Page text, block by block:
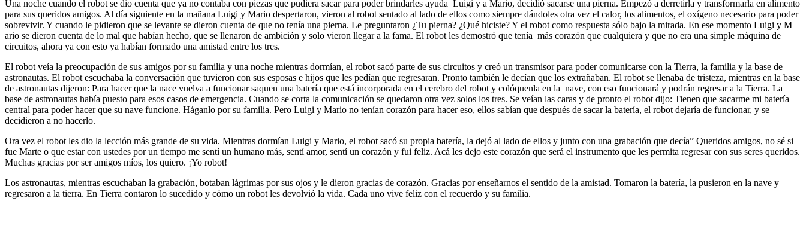
Una noche cuando el robot se dio cuenta que ya no contaba con piezas que pudiera sacar para poder brindarles ayuda Luigi y a Mario, decidió sacarse una pierna. Empezó a derretirla y transformarla en alimento
para sus queridos amigos. Al día siguiente en la mañana Luigi y Mario despertaron, vieron al robot sentado al lado de ellos como siempre dándoles otra vez el calor, los alimentos, el oxígeno necesario para poder
sobrevivir. Y cuando le pidieron que se levante se dieron cuenta de que no tenía una pierna. Le preguntaron ¿Tu pierna? ¿Qué hiciste? Y el robot como respuesta sólo bajo la mirada. En ese momento Luigi y M
ario se dieron cuenta de lo mal que habían hecho, que se llenaron de ambición y solo vieron llegar a la fama. El robot les demostró que tenía más corazón que cualquiera y que no era una simple máquina de
circuitos, ahora ya con esto ya habían formado una amistad entre los tres.
El robot veía la preocupación de sus amigos por su familia y una noche mientras dormían, el robot sacó parte de sus circuitos y creó un transmisor para poder comunicarse con la Tierra, la familia y la base de
astronautas. El robot escuchaba la conversación que tuvieron con sus esposas e hijos que les pedían que regresaran. Pronto también le decían que los extrañaban. El robot se llenaba de tristeza, mientras en la base
de astronautas dijeron: Para hacer que la nace vuelva a funcionar saquen una batería que está incorporada en el cerebro del robot y colóquenla en la nave, con eso funcionará y podrán regresar a la Tierra. La
base de astronautas había puesto para esos casos de emergencia. Cuando se corta la comunicación se quedaron otra vez solos los tres. Se veían las caras y de pronto el robot dijo: Tienen que sacarme mi batería
central para poder hacer que su nave funcione. Háganlo por su familia. Pero Luigi y Mario no tenían corazón para hacer eso, ellos sabían que después de sacar la batería, el robot dejaría de funcionar, y se
decidieron a no hacerlo.
Ora vez el robot les dio la lección más grande de su vida. Mientras dormían Luigi y Mario, el robot sacó su propia batería, la dejó al lado de ellos y junto con una grabación que decía” Queridos amigos, no sé si
fue Marte o que estar con ustedes por un tiempo me sentí un humano más, sentí amor, sentí un corazón y fui feliz. Acá les dejo este corazón que será el instrumento que les permita regresar con sus seres queridos.
Muchas gracias por ser amigos míos, los quiero. ¡Yo robot!
Los astronautas, mientras escuchaban la grabación, botaban lágrimas por sus ojos y le dieron gracias de corazón. Gracias por enseñarnos el sentido de la amistad. Tomaron la batería, la pusieron en la nave y
regresaron a la tierra. En Tierra contaron lo sucedido y cómo un robot les devolvió la vida. Cada uno vive feliz con el recuerdo y su familia.